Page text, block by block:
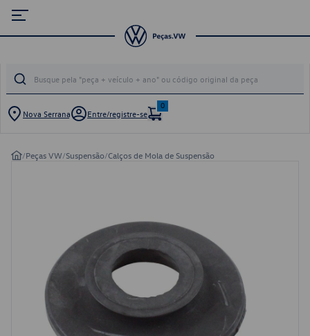
Nova Serrana Entre/registre-se
0
/Peças VW/Suspensão/Calços de Mola de Suspensão